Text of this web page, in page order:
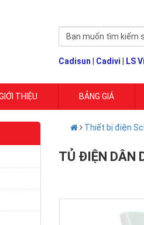
Cadisun Cadivi LS
THIỆU BẢNG GIÁ
Thiết bị điện
TỦ ĐIỆN DÂN